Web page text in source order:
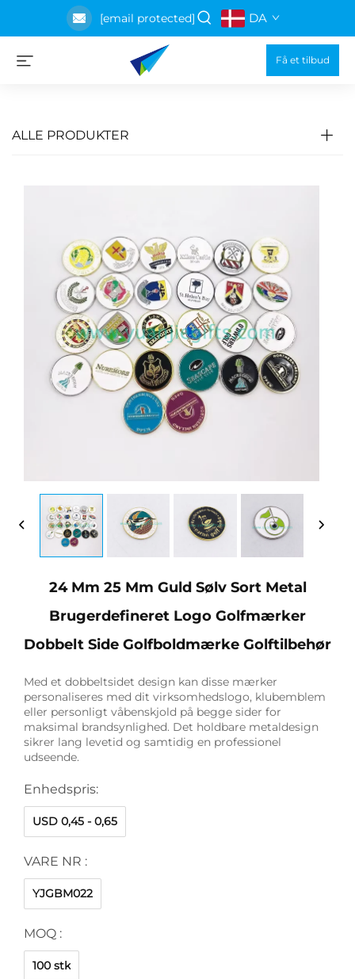
[email protected] DA
Få et tilbud
ALLE PRODUKTER
24 Mm 25 Mm Guld Sølv Sort Metal
Brugerdefineret Logo Golfmærker
Dobbelt Side Golfboldmærke Golftilbehør
Med et dobbeltsidet design kan disse mærker
personaliseres med dit virksomhedslogo, klubemblem
eller personligt våbenskjold på begge sider for
maksimal brandsynlighed. Det holdbare metaldesign
sikrer lang levetid og samtidig en professionel
udseende.
Enhedspris:
USD 0,45 - 0,65
VARE NR :
YJGBM022
MOQ :
100 stk